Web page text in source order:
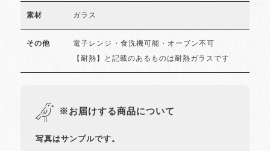
素材 ガラス
その他 電子レンジ・食洗機可能・オーブン不可
【耐熱】と記載のあるものは耐熱ガラスです
※お届けする商品について
写真はサンプルです。